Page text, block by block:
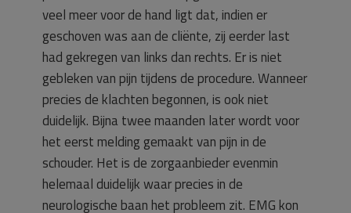
veel meer voor de hand ligt dat, indien er
geschoven was aan de cliënte, zij eerder last
had gekregen van links dan rechts. Er is niet
gebleken van pijn tijdens de procedure. Wanneer
precies de klachten begonnen, is ook niet
duidelijk. Bijna twee maanden later wordt voor
het eerst melding gemaakt van pijn in de
schouder. Het is de zorgaanbieder evenmin
helemaal duidelijk waar precies in de
neurologische baan het probleem zit. EMG kon